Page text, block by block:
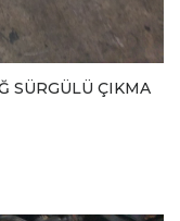
SÜRGÜLÜ ÇIKMA